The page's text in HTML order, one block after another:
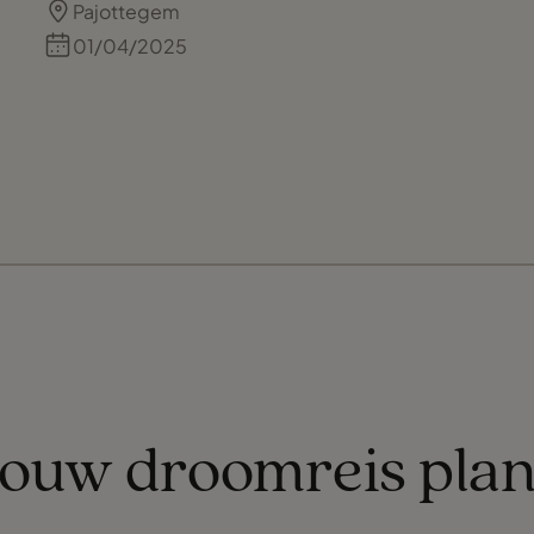
proces. Zijn expertise en persoonlijke
aanpak zorgden ervoor dat we ons
Pajottegem
01/04/2025
droomreis